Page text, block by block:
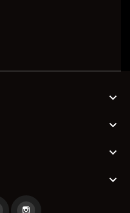



